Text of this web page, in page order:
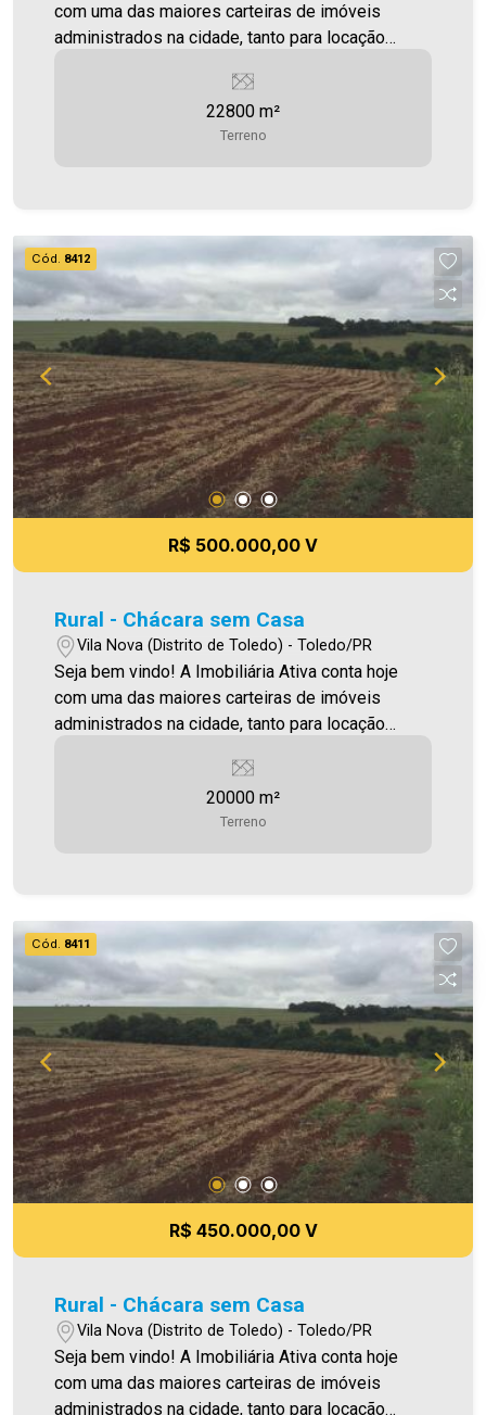
com uma das maiores carteiras de imóveis
administrados na cidade, tanto para locação
22800 m²
Terreno
Cód. 8412
R$ 500.000,00 V
Rural - Chácara sem Casa
Vila Nova (Distrito de Toledo) - Toledo/PR
Seja bem vindo! A Imobiliária Ativa conta hoje
com uma das maiores carteiras de imóveis
administrados na cidade, tanto para locação
20.000,00m² Por R$ 500.000,00 Aproveite essa
oportunidade! Imobiliária Ativa, sinta-se em casa!
20000 m²
Terreno
Cód. 8411
R$ 450.000,00 V
Rural - Chácara sem Casa
Vila Nova (Distrito de Toledo) - Toledo/PR
Seja bem vindo! A Imobiliária Ativa conta hoje
com uma das maiores carteiras de imóveis
administrados na cidade, tanto para locação